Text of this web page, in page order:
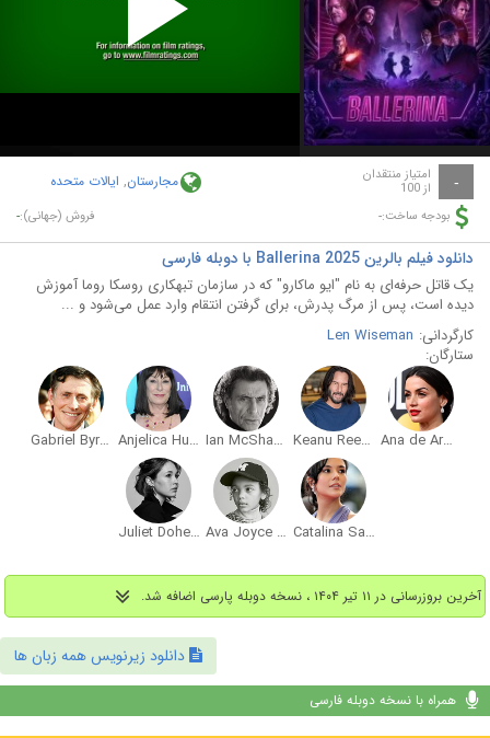
Play
Video
- امتیاز منتقدان
از 100 مجارستان, ایالات متحده
بودجه ساخت:- فروش (جهانی):-
دانلود فیلم بالرین Ballerina 2025 با دوبله فارسی
یک قاتل حرفه‌ای به نام "ایو ماکارو" که در سازمان تبهکاری روسکا روما آموزش‌
دیده است، پس از مرگ پدرش، برای گرفتن انتقام‌ وارد عمل می‌شود و ...
کارگردانی: Len Wiseman
ستارگان:
Ana de Armas
Keanu Reeves
Ian McShane
Anjelica Huston
Gabriel Byrne
Catalina Sandino Moreno
Ava Joyce McCarthy
Juliet Doherty
آخرین بروزرسانی در ۱۱ تیر ۱۴۰۴ ، نسخه دوبله پارسی اضافه شد.
دانلود زیرنویس همه زبان ها
همراه با نسخه دوبله فارسی